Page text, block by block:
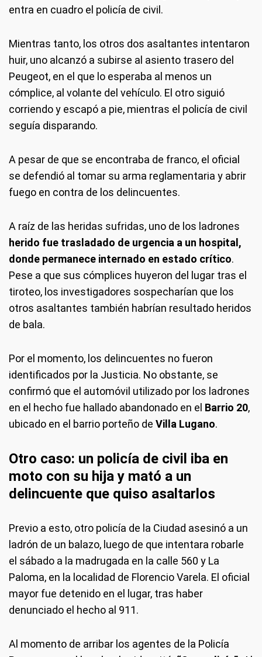
entra en cuadro el policía de civil.
Mientras tanto, los otros dos asaltantes intentaron
huir, uno alcanzó a subirse al asiento trasero del
Peugeot, en el que lo esperaba al menos un
cómplice, al volante del vehículo. El otro siguió
corriendo y escapó a pie, mientras el policía de civil
seguía disparando.
A pesar de que se encontraba de franco, el oficial
se defendió al tomar su arma reglamentaria y abrir
fuego en contra de los delincuentes.
A raíz de las heridas sufridas, uno de los ladrones
herido fue trasladado de urgencia a un hospital,
donde permanece internado en estado crítico.
Pese a que sus cómplices huyeron del lugar tras el
tiroteo, los investigadores sospecharían que los
otros asaltantes también habrían resultado heridos
de bala.
Por el momento, los delincuentes no fueron
identificados por la Justicia. No obstante, se
confirmó que el automóvil utilizado por los ladrones
en el hecho fue hallado abandonado en el Barrio 20,
ubicado en el barrio porteño de Villa Lugano.
Otro caso: un policía de civil iba en
moto con su hija y mató a un
delincuente que quiso asaltarlos
Previo a esto, otro policía de la Ciudad asesinó a un
ladrón de un balazo, luego de que intentara robarle
el sábado a la madrugada en la calle 560 y La
Paloma, en la localidad de Florencio Varela. El oficial
mayor fue detenido en el lugar, tras haber
denunciado el hecho al 911.
Al momento de arribar los agentes de la Policía